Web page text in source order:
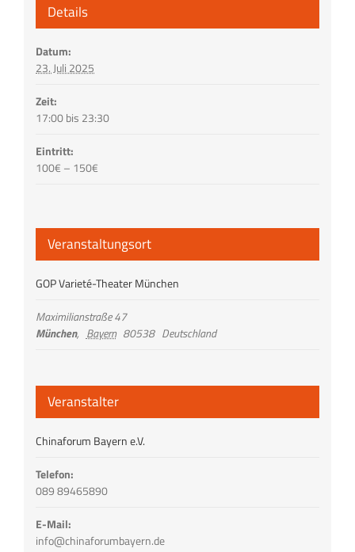
Details
Datum:
23. Juli 2025
Zeit:
17:00 bis 23:30
Eintritt:
100€ – 150€
Veranstaltungsort
GOP Varieté-Theater München
Maximilianstraße 47
München, Bayern 80538 Deutschland
Veranstalter
Chinaforum Bayern e.V.
Telefon:
089 89465890
E-Mail:
info@chinaforumbayern.de